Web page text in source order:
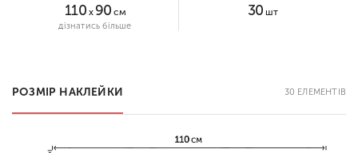
110 x 90 см
дізнатись більше
30 шт
РОЗМІР НАКЛЕЙКИ 30 ЕЛЕМЕНТІВ